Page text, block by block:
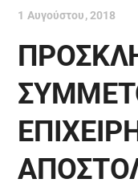
1 Αυγούστου, 2018